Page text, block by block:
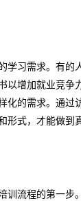
学习需求。有的
以增加就业竞争
化的需求。通过
形式，才能做到
训流程的第一步